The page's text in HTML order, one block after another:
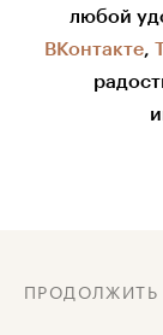
любой
ВКонтакте,
ПРОДОЛЖИТЬ